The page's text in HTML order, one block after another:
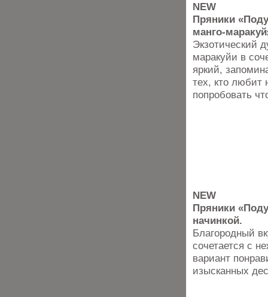
NEW
Пряники
Экзотический
маракуйи в
яркий,
тех, кто любит
попробовать
NEW
Пряники
начинкой.
Благородный
сочетается с
вариант
изысканных